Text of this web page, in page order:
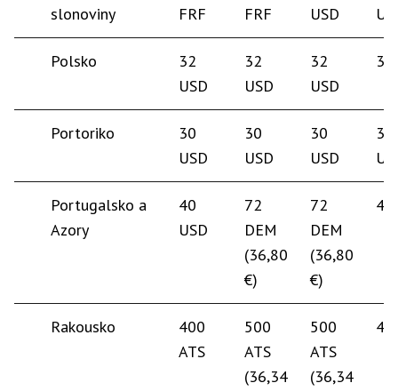
slonoviny
FRF
FRF
USD
Polsko
32
USD
32
USD
32
USD
30
Portoriko
30
USD
30
USD
30
USD
35
Portugalsko a
Azory
40
USD
72
DEM
(36,80
€)
72
DEM
(36,80
€)
40
Rakousko
400
ATS
500
ATS
(36,34
500
ATS
(36,34
45